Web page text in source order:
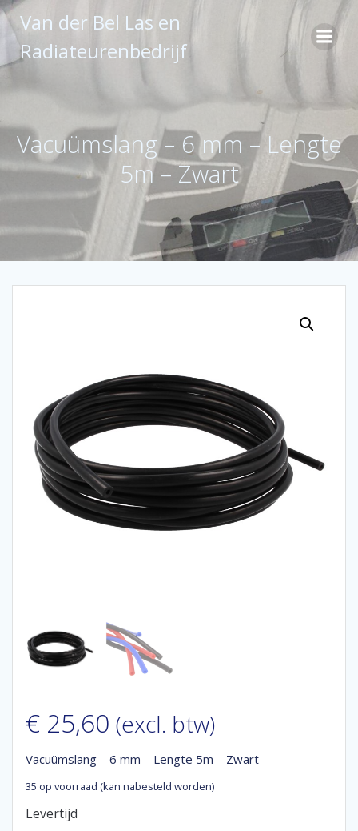
Ga
naar
inhoud
Van der Bel Las en
Radiateurenbedrijf
Vacuümslang – 6 mm – Lengte
5m – Zwart
€ 25,60 (excl. btw)
Vacuümslang – 6 mm – Lengte 5m – Zwart
35 op voorraad (kan nabesteld worden)
Levertijd